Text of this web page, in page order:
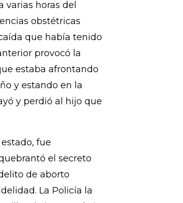
de criminalización de
total del aborto, el
de pobreza, en
lo que le sucedió a
varias horas del
obstétricas
que había tenido
provocó la
y estando en la
y perdió al hijo que